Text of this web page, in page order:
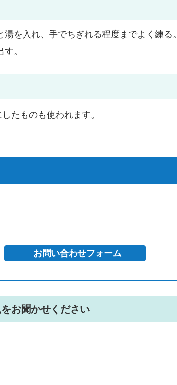
を入れ、手でちぎれる程度までよく練る。
。
たものも使われます。
お聞かせください